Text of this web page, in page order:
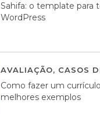
Sahifa: o template para
WordPress
AVALIAÇÃO, CASOS
Como fazer um
melhores exemplos